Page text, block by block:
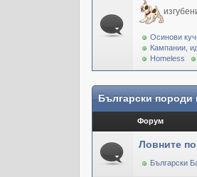
Осинови
Кампании,
Homeless
Български породи
Форум
Ловните
Български